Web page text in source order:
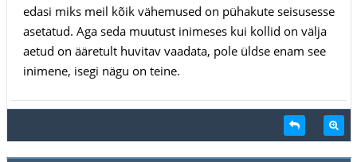
edasi miks meil kõik vähemused on pühakute seisusesse
asetatud. Aga seda muutust inimeses kui kollid on välja
aetud on ääretult huvitav vaadata, pole üldse enam see
inimene, isegi nägu on teine.